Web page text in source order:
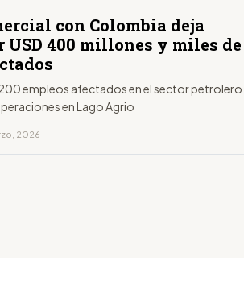
con Colombia deja
USD 400 millones y miles de
empleos afectados en el sector
en Lago Agrio
2026